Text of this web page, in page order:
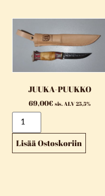
JUUKA-PUUKKO
69,00€ sis. ALV 25,5%
Lisää Ostoskoriin